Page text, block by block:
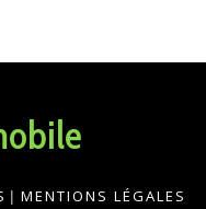
| MENTIONS LÉGALES